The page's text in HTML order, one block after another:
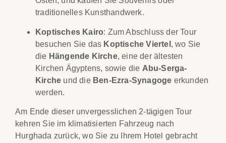
traditionelles Kunsthandwerk.
Koptisches Kairo: Zum Abschluss der Tour
besuchen Sie das Koptische Viertel , wo Sie
die Hängende Kirche, eine der ältesten
Kirchen Ägyptens, sowie die Abu-Serga-
Kirche und die Ben-Ezra-Synagoge erkunden
werden.
Am Ende dieser unvergesslichen 2-tägigen Tour
kehren Sie im klimatisierten Fahrzeug nach
Hurghada zurück, wo Sie zu Ihrem Hotel gebracht